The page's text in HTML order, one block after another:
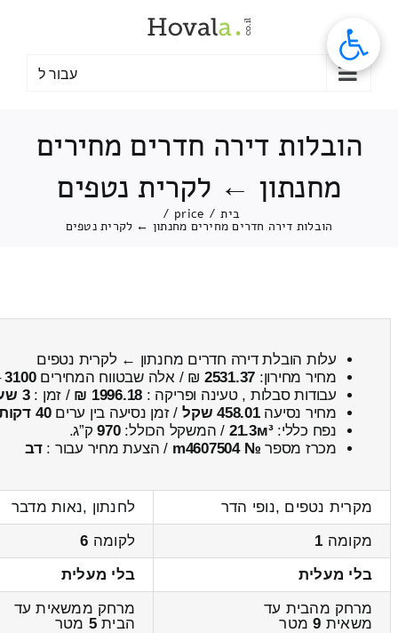
עבור ל
הובלות דירה חדרים מחירים
מחנתון ← לקרית נטפים
בית /
price
/
הובלות דירה חדרים מחירים מחנתון ← לקרית נטפים
עלות הובלת דירה חדרים מחנתון ← לקרית נטפים
מחיר מחירון: 2531.37 ₪ / אלה שבטווח המחירים3100
עבודות סבלות , טעינה ופריקה : 1996.18 ₪ / זמן :3 שעות 15 דקות
מחיר נסיעה458.01 שקל / זמן נסיעה בין ערים40 דקות
נפח כללי:21.3м³ / המשקל הכולל:970ק”ג.
מכרז מספר № m4607504 / הצעת מחיר עבור :דב
מקרית נטפים ,נופי הדר
לחנתון ,נאות מדבר
מקומה 1 לקומה 6
בלי מעלית
בלי מעלית
מרחק מהבית עד
משאית 9מטר
מרחק ממשאית עד
הבית5 מטר